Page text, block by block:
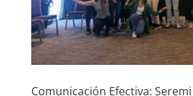
Comunicación Efectiva: